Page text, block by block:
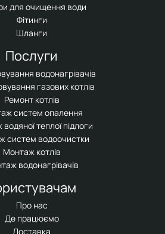
для очищення води
Фітинги
Шланги
Послуги
водонагрівачів
газових котлів
Ремонт котлів
систем опалення
теплої підлоги
систем водоочистки
Монтаж котлів
водонагрівачів
Про нас
Де працюємо
Доставка